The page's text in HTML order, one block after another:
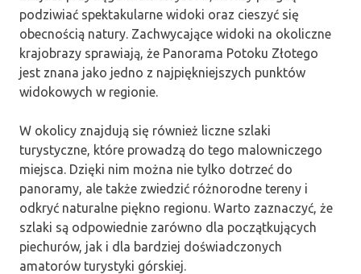
podziwiać spektakularne widoki oraz cieszyć się
obecnością natury. Zachwycające widoki na okoliczne
krajobrazy sprawiają, że Panorama Potoku Złotego
jest znana jako jedno z najpiękniejszych punktów
widokowych w regionie.
W okolicy znajdują się również liczne szlaki
turystyczne, które prowadzą do tego malowniczego
miejsca. Dzięki nim można nie tylko dotrzeć do
panoramy, ale także zwiedzić różnorodne tereny i
odkryć naturalne piękno regionu. Warto zaznaczyć, że
szlaki są odpowiednie zarówno dla początkujących
piechurów, jak i dla bardziej doświadczonych
amatorów turystyki górskiej.